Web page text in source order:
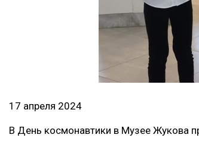
17 апреля 2024
В День космонавтики в Музее Жукова